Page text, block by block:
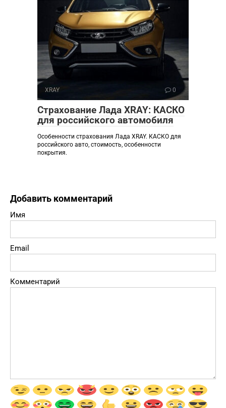
XRAY 0
Страхование Лада XRAY: КАСКО
для российского автомобиля
Особенности страхования Лада XRAY. КАСКО для
российского авто, стоимость, особенности
покрытия.
Добавить комментарий
Имя
Email
Комментарий